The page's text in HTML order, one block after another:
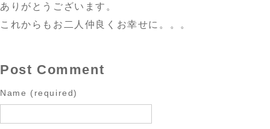
ありがとうございます。
これからもお二人仲良くお幸せに。。。
Post Comment
Name (required)